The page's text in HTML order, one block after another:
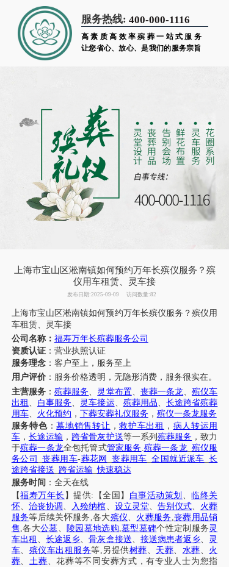
服务热线: 400-000-1116
高素质高效率殡葬一站式服务
让您省心、放心、是我们的服务宗旨
上海市宝山区淞南镇如何预约万年长殡仪服务？殡
仪用车租赁、灵车接
发布日期:2025-09-09 访问数量:82
上海市宝山区淞南镇如何预约万年长殡仪服务？殡仪用
车租赁、灵车接
公司名称： 福寿万年长殡葬服务公司
资质认证：营业执照认证
服务理念：客户至上，服务至上
用户评价： 服务价格透明，无隐形消费，服务很实在。
主营服务 ：殡葬服务、 灵堂布置、 丧葬一条龙、殡仪车
出租 、 白事服务、 灵车接运、 殡葬用品、 长途跨省殡葬
用车、 火化预约 ， 下葬安葬礼仪服务 ， 殡仪一条龙服务
服务特色：墓地销售转让 ，救护车出租 ， 病人转运用
车， 长途运输 ，跨省骨灰护送等一系列 殡葬服务 ，致力
于殡葬一条龙全包托管式管家服务 .殡葬一条龙_ 殡仪服
务公司
_丧葬用车-葬花网 丧葬用车 全国就近派车 长
途跨省接送 跨省运输_快速稳达
服务时间 ：全天在线
【福寿万年长 】提供:【全国】 白事活动策划 、临终关
怀、 治丧协调 、 入殓纳棺、 设立灵堂、 告别仪式、 火葬
服务等后续关怀服务 ,各大殡仪、 火葬服务 ,丧葬用品销
售,各大公墓、 陵园墓地选购,墓型墓碑个性定制服务 灵
车出租 、长途返乡、骨灰盒接送、 接送病患者返乡、
灵
车、 殡仪车出租服务等,另提供树葬、 天葬、 水葬、 火
葬、土葬、花葬等不同安葬方式，有专业人士为您指